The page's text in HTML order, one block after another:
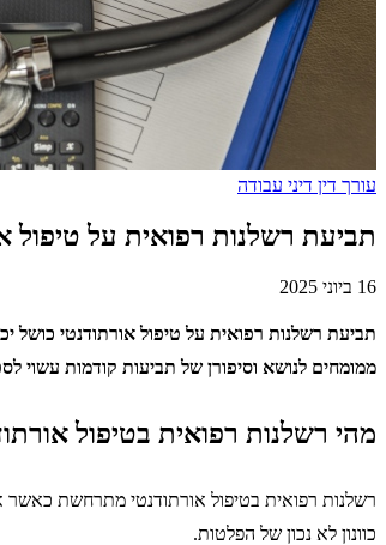
עורך דין דיני עבודה
תביעת רשלנות רפואית על
16 ביוני 2025
תביעת רשלנות רפואית על טיפול אורתודנטי
ממומחים לנושא וסיפורן של תביעות קודמות עשוי
מהי רשלנות רפואית בטיפול
רשלנות רפואית בטיפול אורתודנטי מתרחשת
כוונון לא נכון של הפלטות.